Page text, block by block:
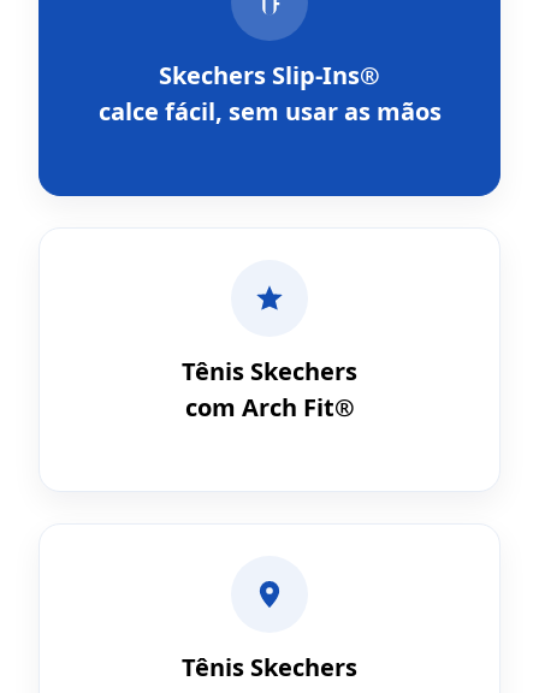
Skechers Slip-Ins®
calce fácil, sem usar as mãos
Tênis Skechers
com Arch Fit®
Tênis Skechers